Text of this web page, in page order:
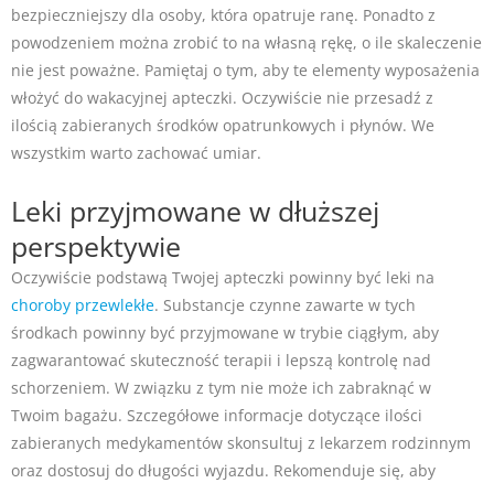
bezpieczniejszy dla osoby, która opatruje ranę. Ponadto z
powodzeniem można zrobić to na własną rękę, o ile skaleczenie
nie jest poważne. Pamiętaj o tym, aby te elementy wyposażenia
włożyć do wakacyjnej apteczki. Oczywiście nie przesadź z
ilością zabieranych środków opatrunkowych i płynów. We
wszystkim warto zachować umiar.
Leki przyjmowane w dłuższej
perspektywie
Oczywiście podstawą Twojej apteczki powinny być leki na
choroby przewlekłe. Substancje czynne zawarte w tych
środkach powinny być przyjmowane w trybie ciągłym, aby
zagwarantować skuteczność terapii i lepszą kontrolę nad
schorzeniem. W związku z tym nie może ich zabraknąć w
Twoim bagażu. Szczegółowe informacje dotyczące ilości
zabieranych medykamentów skonsultuj z lekarzem rodzinnym
oraz dostosuj do długości wyjazdu. Rekomenduje się, aby